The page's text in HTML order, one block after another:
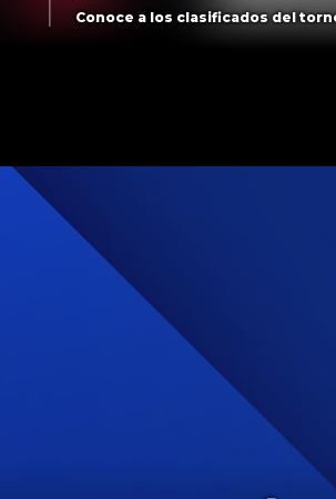
Conoce a los clasificados del